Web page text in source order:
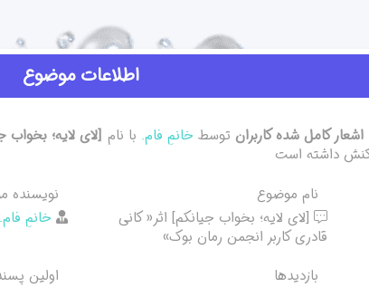
اطلاعات موضوع
اشعار کامل شده کاربران توسط خانمِ فام. با نام [لای لایه؛ بخواب
نام موضوع
[لای لایه؛ بخواب جیانکم] اثر« کانی
قادری کاربر انجمن رمان بوک»
نویسنده
خانمِ فام.
بازدیدها اولین